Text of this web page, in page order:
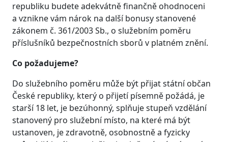
republiku budete adekvátně finančně ohodnoceni
a vznikne vám nárok na další bonusy stanovené
zákonem č. 361/2003 Sb., o služebním poměru
příslušníků bezpečnostních sborů v platném znění.
Co požadujeme?
Do služebního poměru může být přijat státní občan
České republiky, který o přijetí písemně požádá, je
starší 18 let, je bezúhonný, splňuje stupeň vzdělání
stanovený pro služební místo, na které má být
ustanoven, je zdravotně, osobnostně a fyzicky